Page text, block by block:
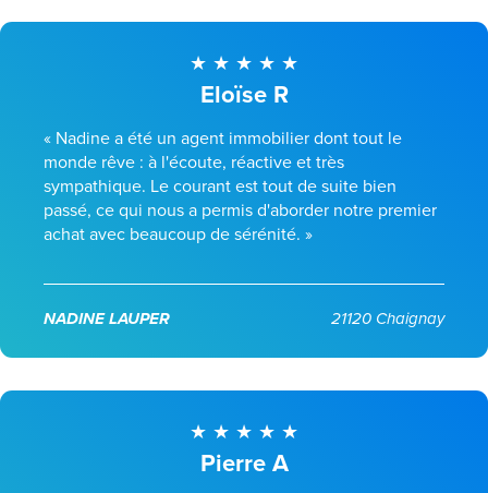
Eloïse R
« Nadine a été un agent immobilier dont tout le
monde rêve : à l'écoute, réactive et très
sympathique. Le courant est tout de suite bien
passé, ce qui nous a permis d'aborder notre premier
achat avec beaucoup de sérénité. »
NADINE LAUPER 21120 Chaignay
Pierre A